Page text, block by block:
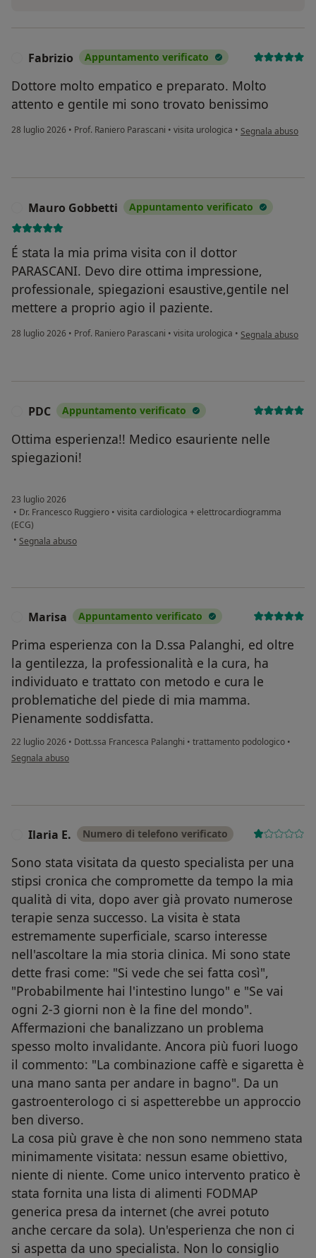
Fabrizio Appuntamento verificato
Dottore molto empatico e preparato. Molto
attento e gentile mi sono trovato benissimo
28 luglio 2026 • Prof. Raniero Parascani • visita urologica • secondo
Segnala abuso
Mauro Gobbetti Appuntamento verificato
É stata la mia prima visita con il dottor
PARASCANI. Devo dire ottima impressione,
professionale, spiegazioni esaustive,gentile nel
mettere a proprio agio il paziente.
28 luglio 2026 • Prof. Raniero Parascani • visita urologica • secondo
Segnala abuso
PDC Appuntamento verificato
Ottima esperienza!! Medico esauriente nelle
spiegazioni!
23 luglio 2026
• Dr. Francesco Ruggiero • visita cardiologica + elettrocardiogramma
(ECG)
• secondo l'opinione dell'utente PDC
Segnala abuso
Marisa Appuntamento verificato
Prima esperienza con la D.ssa Palanghi, ed oltre
la gentilezza, la professionalità e la cura, ha
individuato e trattato con metodo e cura le
problematiche del piede di mia mamma.
Pienamente soddisfatta.
22 luglio 2026 • Dott.ssa Francesca Palanghi • trattamento podologico •
secondo l'opinione dell'utente Marisa
Segnala abuso
Ilaria E. Numero di telefono verificato
Sono stata visitata da questo specialista per una
stipsi cronica che compromette da tempo la mia
qualità di vita, dopo aver già provato numerose
terapie senza successo. La visita è stata
estremamente superficiale, scarso interesse
nell'ascoltare la mia storia clinica. Mi sono state
dette frasi come: "Si vede che sei fatta così",
"Probabilmente hai l'intestino lungo" e "Se vai
ogni 2-3 giorni non è la fine del mondo".
Affermazioni che banalizzano un problema
spesso molto invalidante. Ancora più fuori luogo
il commento: "La combinazione caffè e sigaretta è
una mano santa per andare in bagno". Da un
gastroenterologo ci si aspetterebbe un approccio
ben diverso.
La cosa più grave è che non sono nemmeno stata
minimamente visitata: nessun esame obiettivo,
niente di niente. Come unico intervento pratico è
stata fornita una lista di alimenti FODMAP
generica presa da internet (che avrei potuto
anche cercare da sola). Un'esperienza che non ci
si aspetta da uno specialista. Non lo consiglio